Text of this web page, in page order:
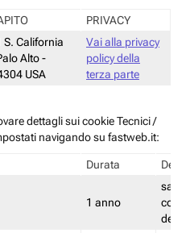
PRIVACY
S. California
Alto -
USA
Vai alla privacy
policy della
terza parte
dettagli sui cookie Tecnici /
navigando su fastweb.it:
Durata
1 anno
salva
dei